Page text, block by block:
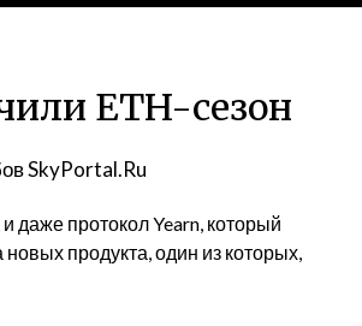
ETH-сезон
SkyPortal.Ru
даже протокол Yearn, который
продукта, один из которых,